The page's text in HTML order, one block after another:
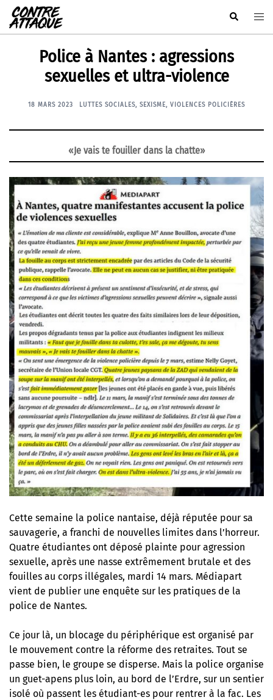
Aller
au
contenu
Rechercher
Police à Nantes : agressions
sexuelles et ultra-violence
18 MARS 2023 LUTTES SOCIALES, SEXISME, VIOLENCES POLICIÈRES
«Je vais te fouiller dans la chatte»
Cette semaine la police nantaise, déjà réputée pour sa
sauvagerie, a franchi de nouvelles limites dans l’horreur.
Quatre étudiantes ont déposé plainte pour agression
sexuelle, après une nasse extrêmement brutale et des
fouilles au corps illégales, mardi 14 mars. Médiapart
vient de publier une enquête sur les pratiques de la
police de Nantes.
Ce jour là, un blocage du périphérique est organisé par
le mouvement contre la réforme des retraites. Tout se
passe bien, le groupe se disperse. Mais la police organise
un guet-apens plus loin, au bord de l’Erdre, sur un sentier
isolé où passent les étudiant-es pour rentrer à la fac. Les